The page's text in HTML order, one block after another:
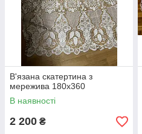
В'язана скатертина з
мережива 180x360
В наявності
2 200 ₴